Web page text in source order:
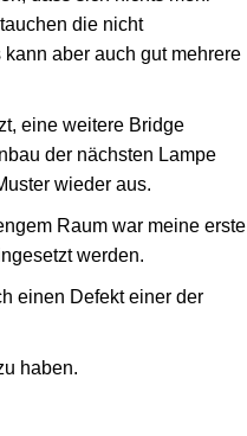
die nicht
aber auch gut mehrere
eine weitere Bridge
der nächsten Lampe
wieder aus.
Raum war meine erste
werden.
einen Defekt einer der
haben.